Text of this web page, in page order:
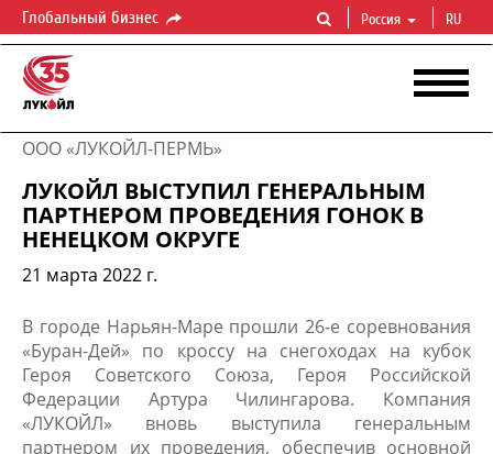
Глобальный бизнес Россия RU
ООО «ЛУКОЙЛ-ПЕРМЬ»
ЛУКОЙЛ ВЫСТУПИЛ ГЕНЕРАЛЬНЫМ
ПАРТНЕРОМ ПРОВЕДЕНИЯ ГОНОК В
НЕНЕЦКОМ ОКРУГЕ
21 марта 2022 г.
​В городе Нарьян-Маре прошли 26-е соревнования
«Буран-Дей» по кроссу на снегоходах на кубок
Героя Советского Союза, Героя Российской
Федерации Артура Чилингарова. Компания
«ЛУКОЙЛ» вновь выступила генеральным
партнером их проведения, обеспечив основной